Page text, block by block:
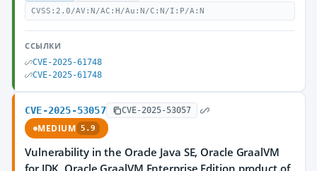
CVSS:2.0/AV:N/AC:H/Au:N/C:N/I:P/A:N
ССЫЛКИ
CVE-2025-61748
CVE-2025-61748
CVE-2025-53057 CVE-2025-53057
MEDIUM 5.9
Vulnerability in the Oracle Java SE, Oracle GraalVM
for JDK, Oracle GraalVM Enterprise Edition product of